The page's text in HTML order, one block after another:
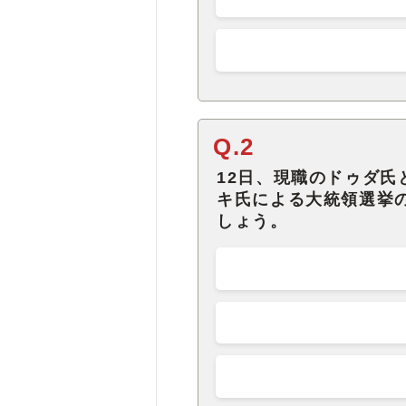
Q.2
12日、現職のドゥダ氏
キ氏による大統領選挙
しょう。